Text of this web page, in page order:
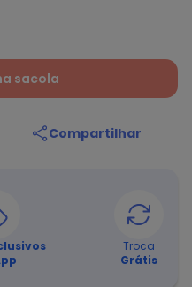
sacola
Compartilhar
Troca
Grátis